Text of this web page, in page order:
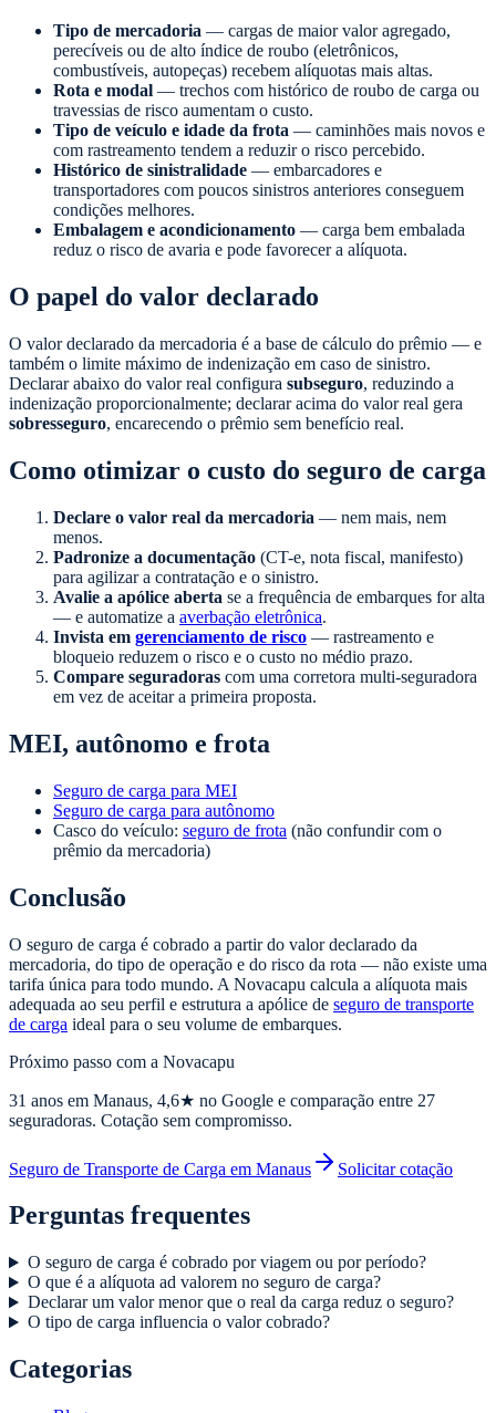
Tipo de mercadoria — cargas de maior valor agregado,
perecíveis ou de alto índice de roubo (eletrônicos,
combustíveis, autopeças) recebem alíquotas mais altas.
Rota e modal — trechos com histórico de roubo de carga ou
travessias de risco aumentam o custo.
Tipo de veículo e idade da frota — caminhões mais novos e
com rastreamento tendem a reduzir o risco percebido.
Histórico de sinistralidade — embarcadores e
transportadores com poucos sinistros anteriores conseguem
condições melhores.
Embalagem e acondicionamento — carga bem embalada
reduz o risco de avaria e pode favorecer a alíquota.
O papel do valor declarado
O valor declarado da mercadoria é a base de cálculo do prêmio — e
também o limite máximo de indenização em caso de sinistro.
Declarar abaixo do valor real configura subseguro, reduzindo a
indenização proporcionalmente; declarar acima do valor real gera
sobresseguro, encarecendo o prêmio sem benefício real.
Como otimizar o custo do seguro de carga
Declare o valor real da mercadoria — nem mais, nem
menos.
Padronize a documentação (CT-e, nota fiscal, manifesto)
para agilizar a contratação e o sinistro.
Avalie a apólice aberta se a frequência de embarques for alta
— e automatize a averbação eletrônica.
Invista em gerenciamento de risco — rastreamento e
bloqueio reduzem o risco e o custo no médio prazo.
Compare seguradoras com uma corretora multi-seguradora
em vez de aceitar a primeira proposta.
MEI, autônomo e frota
Seguro de carga para MEI
Seguro de carga para autônomo
Casco do veículo: seguro de frota (não confundir com o
prêmio da mercadoria)
Conclusão
O seguro de carga é cobrado a partir do valor declarado da
mercadoria, do tipo de operação e do risco da rota — não existe uma
tarifa única para todo mundo. A Novacapu calcula a alíquota mais
adequada ao seu perfil e estrutura a apólice de seguro de transporte
de carga ideal para o seu volume de embarques.
Próximo passo com a Novacapu
31 anos em Manaus, 4,6★ no Google e comparação entre 27
seguradoras. Cotação sem compromisso.
Seguro de Transporte de Carga em Manaus Solicitar cotação
Perguntas frequentes
O seguro de carga é cobrado por viagem ou por período?
O que é a alíquota ad valorem no seguro de carga?
Declarar um valor menor que o real da carga reduz o seguro?
O tipo de carga influencia o valor cobrado?
Categorias